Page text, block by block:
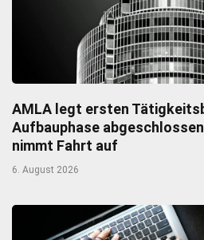
AMLA legt ersten
Aufbauphase
nimmt Fahrt auf
6. August 2026